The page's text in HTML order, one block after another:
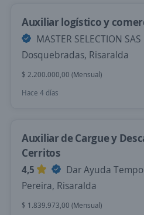
Auxiliar logístico y
MASTER SELECTION SAS
Dosquebradas, Risaralda
$ 2.200.000,00 (Mensual)
Hace 4 días
Auxiliar de Cargue y
Cerritos
4,5
Dar Ayuda
Pereira, Risaralda
$ 1.839.973,00 (Mensual)